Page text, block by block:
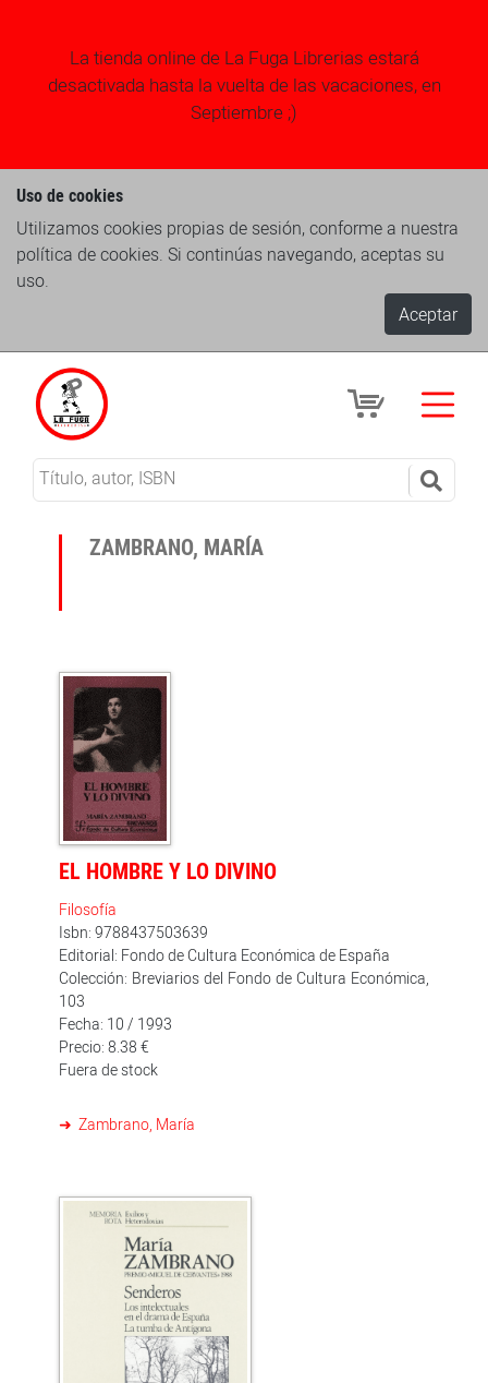
La tienda online de La Fuga Librerias estará
desactivada hasta la vuelta de las vacaciones, en
Septiembre ;)
Uso de cookies
Utilizamos cookies propias de sesión, conforme a nuestra
política de cookies. Si continúas navegando, aceptas su
uso.
Aceptar
ZAMBRANO, MARÍA
EL HOMBRE Y LO DIVINO
Filosofía
Isbn: 9788437503639
Editorial: Fondo de Cultura Económica de España
Colección: Breviarios del Fondo de Cultura Económica,
103
Fecha: 10 / 1993
Precio: 8.38 €
Fuera de stock
Zambrano, María